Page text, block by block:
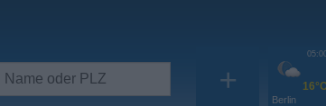
+ 16°C
Berlin